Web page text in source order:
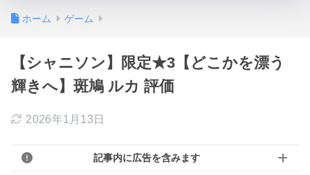
ホーム ゲーム
【シャニソン】限定★3【どこかを漂う
輝きへ】斑鳩 ルカ 評価
2026年1月13日
記事内に広告を含みます